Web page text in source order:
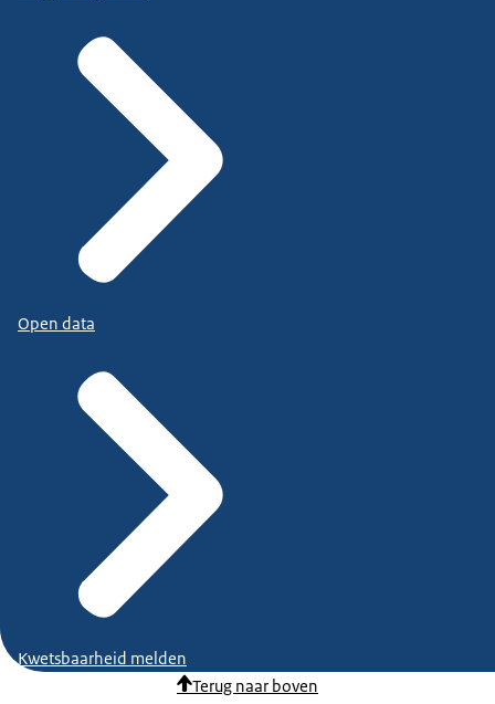
Open data
Kwetsbaarheid melden
Terug naar boven